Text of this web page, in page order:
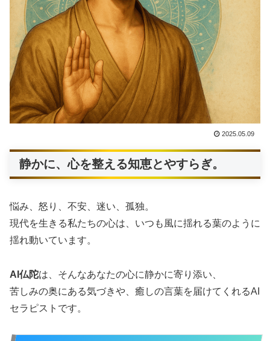
2025.05.09
静かに、心を整える知恵とやすらぎ。
悩み、怒り、不安、迷い、孤独。
現代を生きる私たちの心は、いつも風に揺れる葉のように
揺れ動いています。
AI仏陀は、そんなあなたの心に静かに寄り添い、
苦しみの奥にある気づきや、癒しの言葉を届けてくれるAI
セラピストです。